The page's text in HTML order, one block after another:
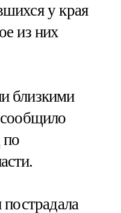
у края
из них
близкими
пострадала